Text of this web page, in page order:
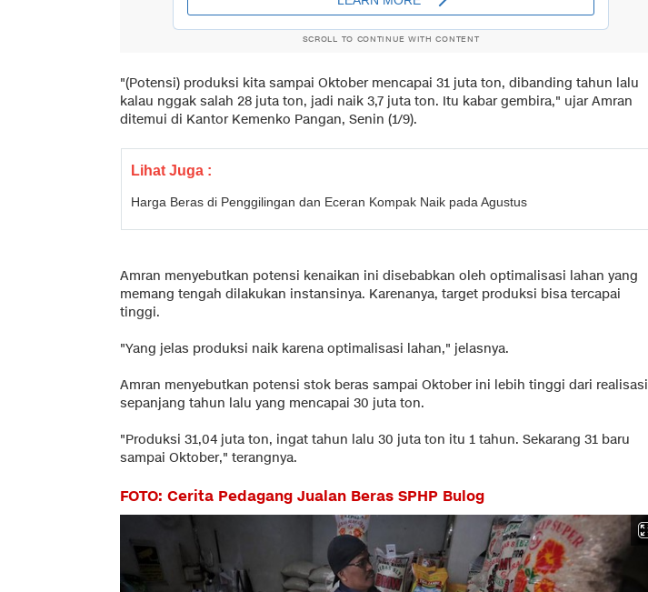
SCROLL TO CONTINUE WITH CONTENT
"(Potensi) produksi kita sampai Oktober mencapai 31 juta ton, dibanding tahun lalu
kalau nggak salah 28 juta ton, jadi naik 3,7 juta ton. Itu kabar gembira," ujar Amran
ditemui di Kantor Kemenko Pangan, Senin (1/9).
Lihat Juga :
Harga Beras di Penggilingan dan Eceran Kompak Naik pada Agustus
Amran menyebutkan potensi kenaikan ini disebabkan oleh optimalisasi lahan yang
memang tengah dilakukan instansinya. Karenanya, target produksi bisa tercapai
tinggi.
"Yang jelas produksi naik karena optimalisasi lahan," jelasnya.
Amran menyebutkan potensi stok beras sampai Oktober ini lebih tinggi dari realisasi
sepanjang tahun lalu yang mencapai 30 juta ton.
"Produksi 31,04 juta ton, ingat tahun lalu 30 juta ton itu 1 tahun. Sekarang 31 baru
sampai Oktober," terangnya.
FOTO: Cerita Pedagang Jualan Beras SPHP Bulog